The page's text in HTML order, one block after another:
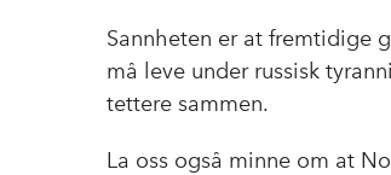
Sannheten er at fremtidige
må leve under russisk
tettere sammen.
La oss også minne om at